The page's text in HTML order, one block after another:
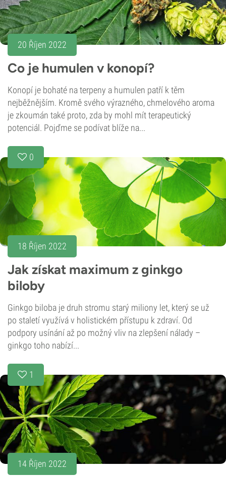
20 Říjen 2022
Co je humulen v konopí?
Konopí je bohaté na terpeny a humulen patří k těm
nejběžnějším. Kromě svého výrazného, chmelového aroma
je zkoumán také proto, zda by mohl mít terapeutický
potenciál. Pojďme se podívat blíže na...
0
18 Říjen 2022
Jak získat maximum z ginkgo
biloby
Ginkgo biloba je druh stromu starý miliony let, který se už
po staletí využívá v holistickém přístupu k zdraví. Od
podpory usínání až po možný vliv na zlepšení nálady –
ginkgo toho nabízí...
1
14 Říjen 2022